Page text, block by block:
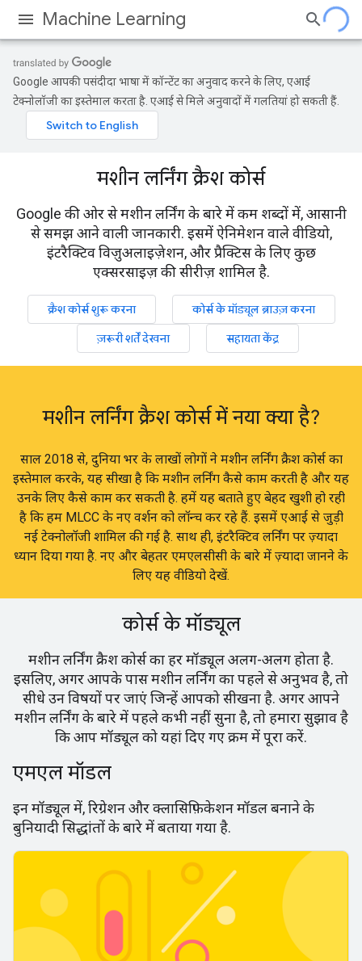
Machine Learning
Google आपकी पसंदीदा भाषा में कॉन्टेंट का अनुवाद करने के लिए, एआई
टेक्नोलॉजी का इस्तेमाल करता है. एआई से मिले अनुवादों में गलतियां हो सकती हैं.
मशीन लर्निंग क्रैश कोर्स
Google की ओर से मशीन लर्निंग के बारे में कम शब्दों में, आसानी
से समझ आने वाली जानकारी. इसमें ऐनिमेशन वाले वीडियो,
इंटरैक्टिव विज़ुअलाइज़ेशन, और प्रैक्टिस के लिए कुछ
एक्सरसाइज़ की सीरीज़ शामिल है.
क्रैश कोर्स शुरू करना
कोर्स के मॉड्यूल ब्राउज़ करना
ज़रूरी शर्तें देखना
सहायता केंद्र
मशीन लर्निंग क्रैश कोर्स में नया क्या है?
साल 2018 से, दुनिया भर के लाखों लोगों ने मशीन लर्निंग क्रैश कोर्स का
इस्तेमाल करके, यह सीखा है कि मशीन लर्निंग कैसे काम करती है और यह
उनके लिए कैसे काम कर सकती है. हमें यह बताते हुए बेहद खुशी हो रही
है कि हम MLCC के नए वर्शन को लॉन्च कर रहे हैं. इसमें एआई से जुड़ी
नई टेक्नोलॉजी शामिल की गई है. साथ ही, इंटरैक्टिव लर्निंग पर ज़्यादा
ध्यान दिया गया है. नए और बेहतर एमएलसीसी के बारे में ज़्यादा जानने के
लिए यह वीडियो देखें.
कोर्स के मॉड्यूल
मशीन लर्निंग क्रैश कोर्स का हर मॉड्यूल अलग-अलग होता है.
इसलिए, अगर आपके पास मशीन लर्निंग का पहले से अनुभव है, तो
सीधे उन विषयों पर जाएं जिन्हें आपको सीखना है. अगर आपने
मशीन लर्निंग के बारे में पहले कभी नहीं सुना है, तो हमारा सुझाव है
कि आप मॉड्यूल को यहां दिए गए क्रम में पूरा करें.
एमएल मॉडल
इन मॉड्यूल में, रिग्रेशन और क्लासिफ़िकेशन मॉडल बनाने के
बुनियादी सिद्धांतों के बारे में बताया गया है.